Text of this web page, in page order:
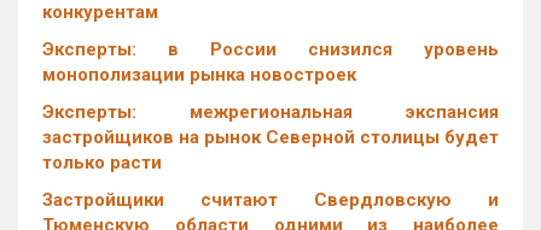
конкурентам
Эксперты: в России снизился уровень
монополизации рынка новостроек
Эксперты: межрегиональная экспансия
застройщиков на рынок Северной столицы будет
только расти
Застройщики считают Свердловскую и